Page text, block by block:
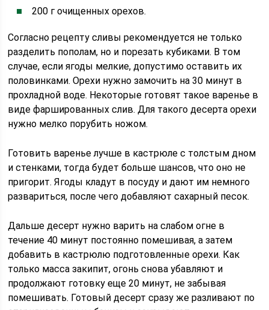
200 г очищенных орехов.
Согласно рецепту сливы рекомендуется не только
разделить пополам, но и порезать кубиками. В том
случае, если ягоды мелкие, допустимо оставить их
половинками. Орехи нужно замочить на 30 минут в
прохладной воде. Некоторые готовят такое варенье в
виде фаршированных слив. Для такого десерта орехи
нужно мелко порубить ножом.
Готовить варенье лучше в кастрюле с толстым дном
и стенками, тогда будет больше шансов, что оно не
пригорит. Ягоды кладут в посуду и дают им немного
развариться, после чего добавляют сахарный песок.
Дальше десерт нужно варить на слабом огне в
течение 40 минут постоянно помешивая, а затем
добавить в кастрюлю подготовленные орехи. Как
только масса закипит, огонь снова убавляют и
продолжают готовку еще 20 минут, не забывая
помешивать. Готовый десерт сразу же разливают по